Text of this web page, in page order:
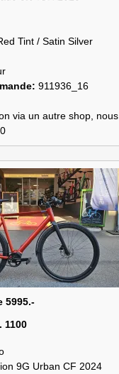
Tint / Satin Silver
911936_16
via un autre shop, nous
5995.-
1100
9G Urban CF 2024